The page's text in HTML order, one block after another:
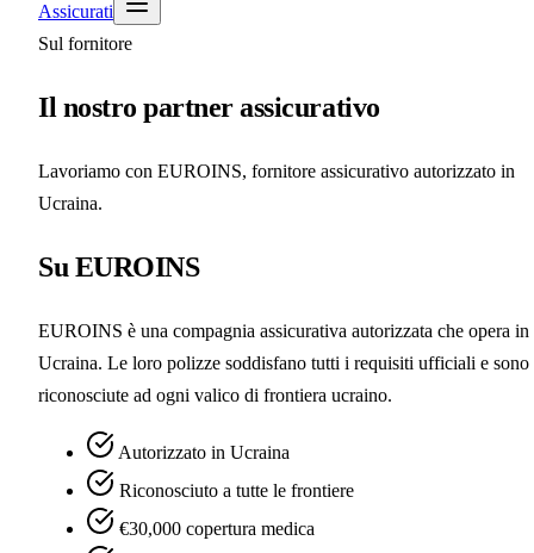
Assicurati
Sul fornitore
Il nostro partner assicurativo
Lavoriamo con EUROINS, fornitore assicurativo autorizzato in
Ucraina.
Su EUROINS
EUROINS è una compagnia assicurativa autorizzata che opera in
Ucraina. Le loro polizze soddisfano tutti i requisiti ufficiali e sono
riconosciute ad ogni valico di frontiera ucraino.
Autorizzato in Ucraina
Riconosciuto a tutte le frontiere
€30,000 copertura medica